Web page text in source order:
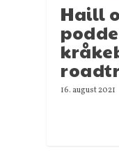
Haill
16. august 2021